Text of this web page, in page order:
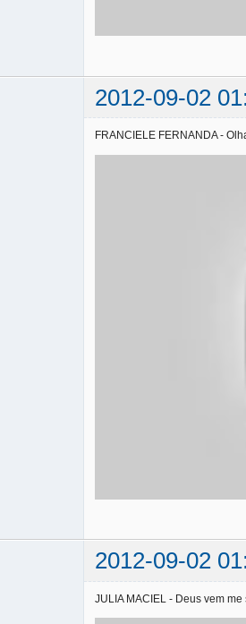
2012-09-02
FRANCIELE FERNANDA -
2012-09-02
JULIA MACIEL - Deus vem